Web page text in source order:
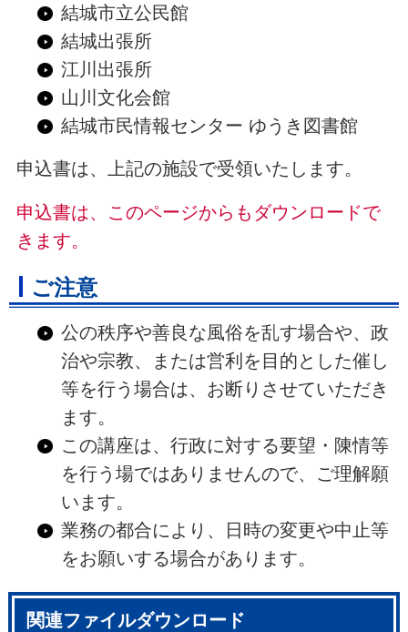
結城市立公民館
結城出張所
江川出張所
山川文化会館
結城市民情報センター ゆうき図書館
申込書は、上記の施設で受領いたします。
申込書は、このページからもダウンロードで
きます。
ご注意
公の秩序や善良な風俗を乱す場合や、政
治や宗教、または営利を目的とした催し
等を行う場合は、お断りさせていただき
ます。
この講座は、行政に対する要望・陳情等
を行う場ではありませんので、ご理解願
います。
業務の都合により、日時の変更や中止等
をお願いする場合があります。
関連ファイルダウンロード